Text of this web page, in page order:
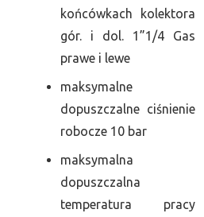
końcówkach kolektora
gór. i dol. 1”1/4 Gas
prawe i lewe
maksymalne
dopuszczalne ciśnienie
robocze 10 bar
maksymalna
dopuszczalna
temperatura pracy